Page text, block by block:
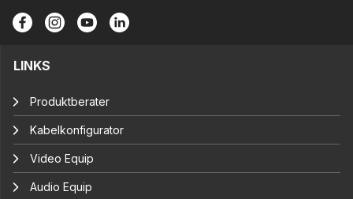
LINKS
Produktberater
Kabelkonfigurator
Video Equip
Audio Equip